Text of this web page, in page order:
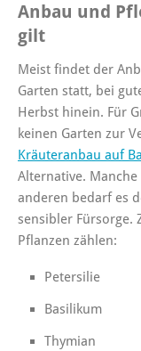
Anbau und
gilt
Meist findet der
Garten statt, bei
Herbst hinein. Für
keinen Garten zur
Kräuteranbau auf
Alternative.
anderen bedarf es
sensibler Fürsorge.
Pflanzen zählen:
Petersilie
Basilikum
Thymian